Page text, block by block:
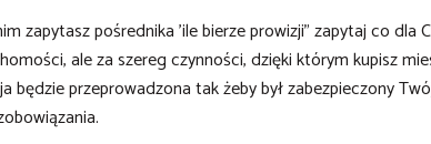
zapytasz pośrednika 'ile bierze prowizji" zapytaj co dla
ale za szereg czynności, dzięki którym kupisz
będzie przeprowadzona tak żeby był zabezpieczony